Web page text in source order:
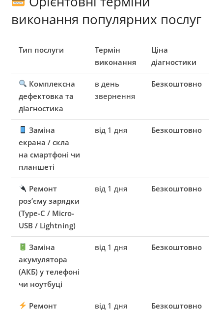
виконання популярних послуг
Тип послуги
Термін
виконання
Ціна
діагностики
Комплексна
дефектовка та
діагностика
в день
звернення
Безкоштовно
Заміна
екрана / скла
на смартфоні чи
планшеті
від 1 дня Безкоштовно
Ремонт
роз’єму зарядки
(Type-C / Micro-
USB / Lightning)
від 1 дня Безкоштовно
Заміна
акумулятора
(АКБ) у телефоні
чи ноутбуці
від 1 дня Безкоштовно
Ремонт
від 1 дня Безкоштовно